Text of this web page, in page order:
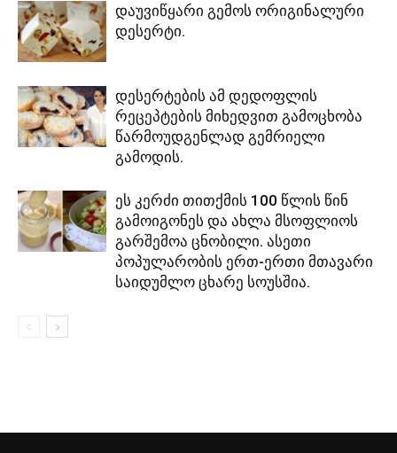
დაუვიწყარი გემოს ორიგინალური
დესერტი.
დესერტების ამ დედოფლის
რეცეპტების მიხედვით გამოცხობა
წარმოუდგენლად გემრიელი
გამოდის.
ეს კერძი თითქმის 100 წლის წინ
გამოიგონეს და ახლა მსოფლიოს
გარშემოა ცნობილი. ასეთი
პოპულარობის ერთ-ერთი მთავარი
საიდუმლო ცხარე სოუსშია.